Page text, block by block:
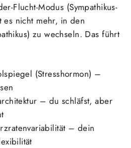
Flucht-Modus (Sympathikus-
es nicht mehr, in den
zu wechseln. Das führt
(Stresshormon) –
– du schläfst, aber
– dein